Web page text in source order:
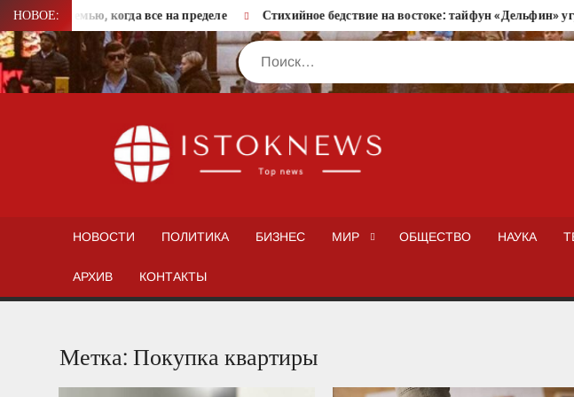
Перейти
к
содержимому
НОВОЕ:в семью, когда все на пределе Стихийное бедствие на востоке: тайфун «Дельфин»
Поиск
НОВОСТИ ПОЛИТИКА БИЗНЕС МИР ОБЩЕСТВО НАУКА
АРХИВ КОНТАКТЫ
Метка:Покупка квартиры